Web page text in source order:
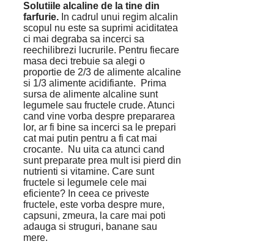
Solutiile alcaline de la tine din
farfurie. In cadrul unui regim alcalin
scopul nu este sa suprimi aciditatea
ci mai degraba sa incerci sa
reechilibrezi lucrurile. Pentru fiecare
masa deci trebuie sa alegi o
proportie de 2/3 de alimente alcaline
si 1/3 alimente acidifiante. Prima
sursa de alimente alcaline sunt
legumele sau fructele crude. Atunci
cand vine vorba despre prepararea
lor, ar fi bine sa incerci sa le prepari
cat mai putin pentru a fi cat mai
crocante. Nu uita ca atunci cand
sunt preparate prea mult isi pierd din
nutrienti si vitamine. Care sunt
fructele si legumele cele mai
eficiente? In ceea ce priveste
fructele, este vorba despre mure,
capsuni, zmeura, la care mai poti
adauga si struguri, banane sau
mere.